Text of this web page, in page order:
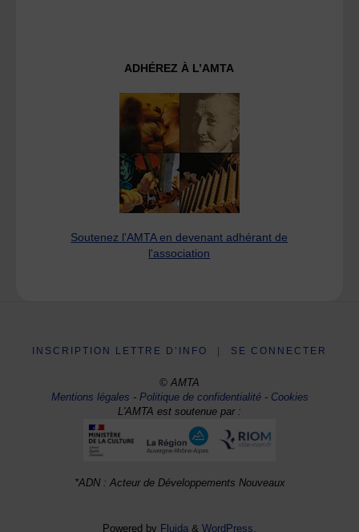
ADHÉREZ À L’AMTA
Soutenez l'AMTA en devenant adhérant de
l'association
INSCRIPTION LETTRE D’INFO SE CONNECTER
© AMTA
Mentions légales -Politique de confidentialité- Cookies
L'AMTA est soutenue par :
*ADN : Acteur de Développements Nouveaux
Powered by Fluida & WordPress.